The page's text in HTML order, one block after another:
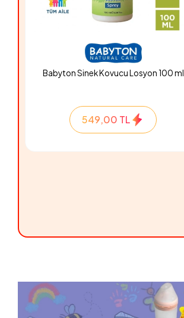
Babyton Sinek Kovucu Losyon 100 ml
549,00 TL